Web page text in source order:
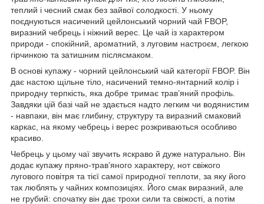
теплий і чесний смак без зайвої солодкості. У ньому
поєднуються насичений цейлонський чорний чай FBOP,
виразний чебрець і ніжний верес. Це чай із характером
природи - спокійний, ароматний, з луговим настроєм, легкою
гірчинкою та затишним післясмаком.
В основі купажу - чорний цейлонський чай категорії FBOP. Він
дає настою щільне тіло, насичений темно-янтарний колір і
природну терпкість, яка добре тримає трав’яний профіль.
Завдяки цій базі чай не здається надто легким чи водянистим
- навпаки, він має глибину, структуру та виразний смаковий
каркас, на якому чебрець і верес розкриваються особливо
красиво.
Чебрець у цьому чаї звучить яскраво й дуже натурально. Він
додає купажу пряно-трав’яного характеру, нот свіжого
лугового повітря та тієї самої природної теплоти, за яку його
так люблять у чайних композиціях. Його смак виразний, але
не грубий: спочатку він дає трохи сили та свіжості, а потім